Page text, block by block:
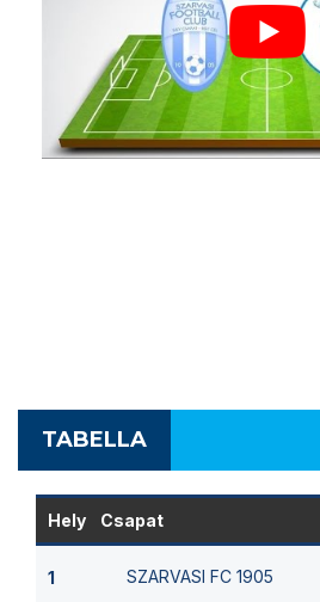
TABELLA
Hely Csapat
1 SZARVASI FC 1905